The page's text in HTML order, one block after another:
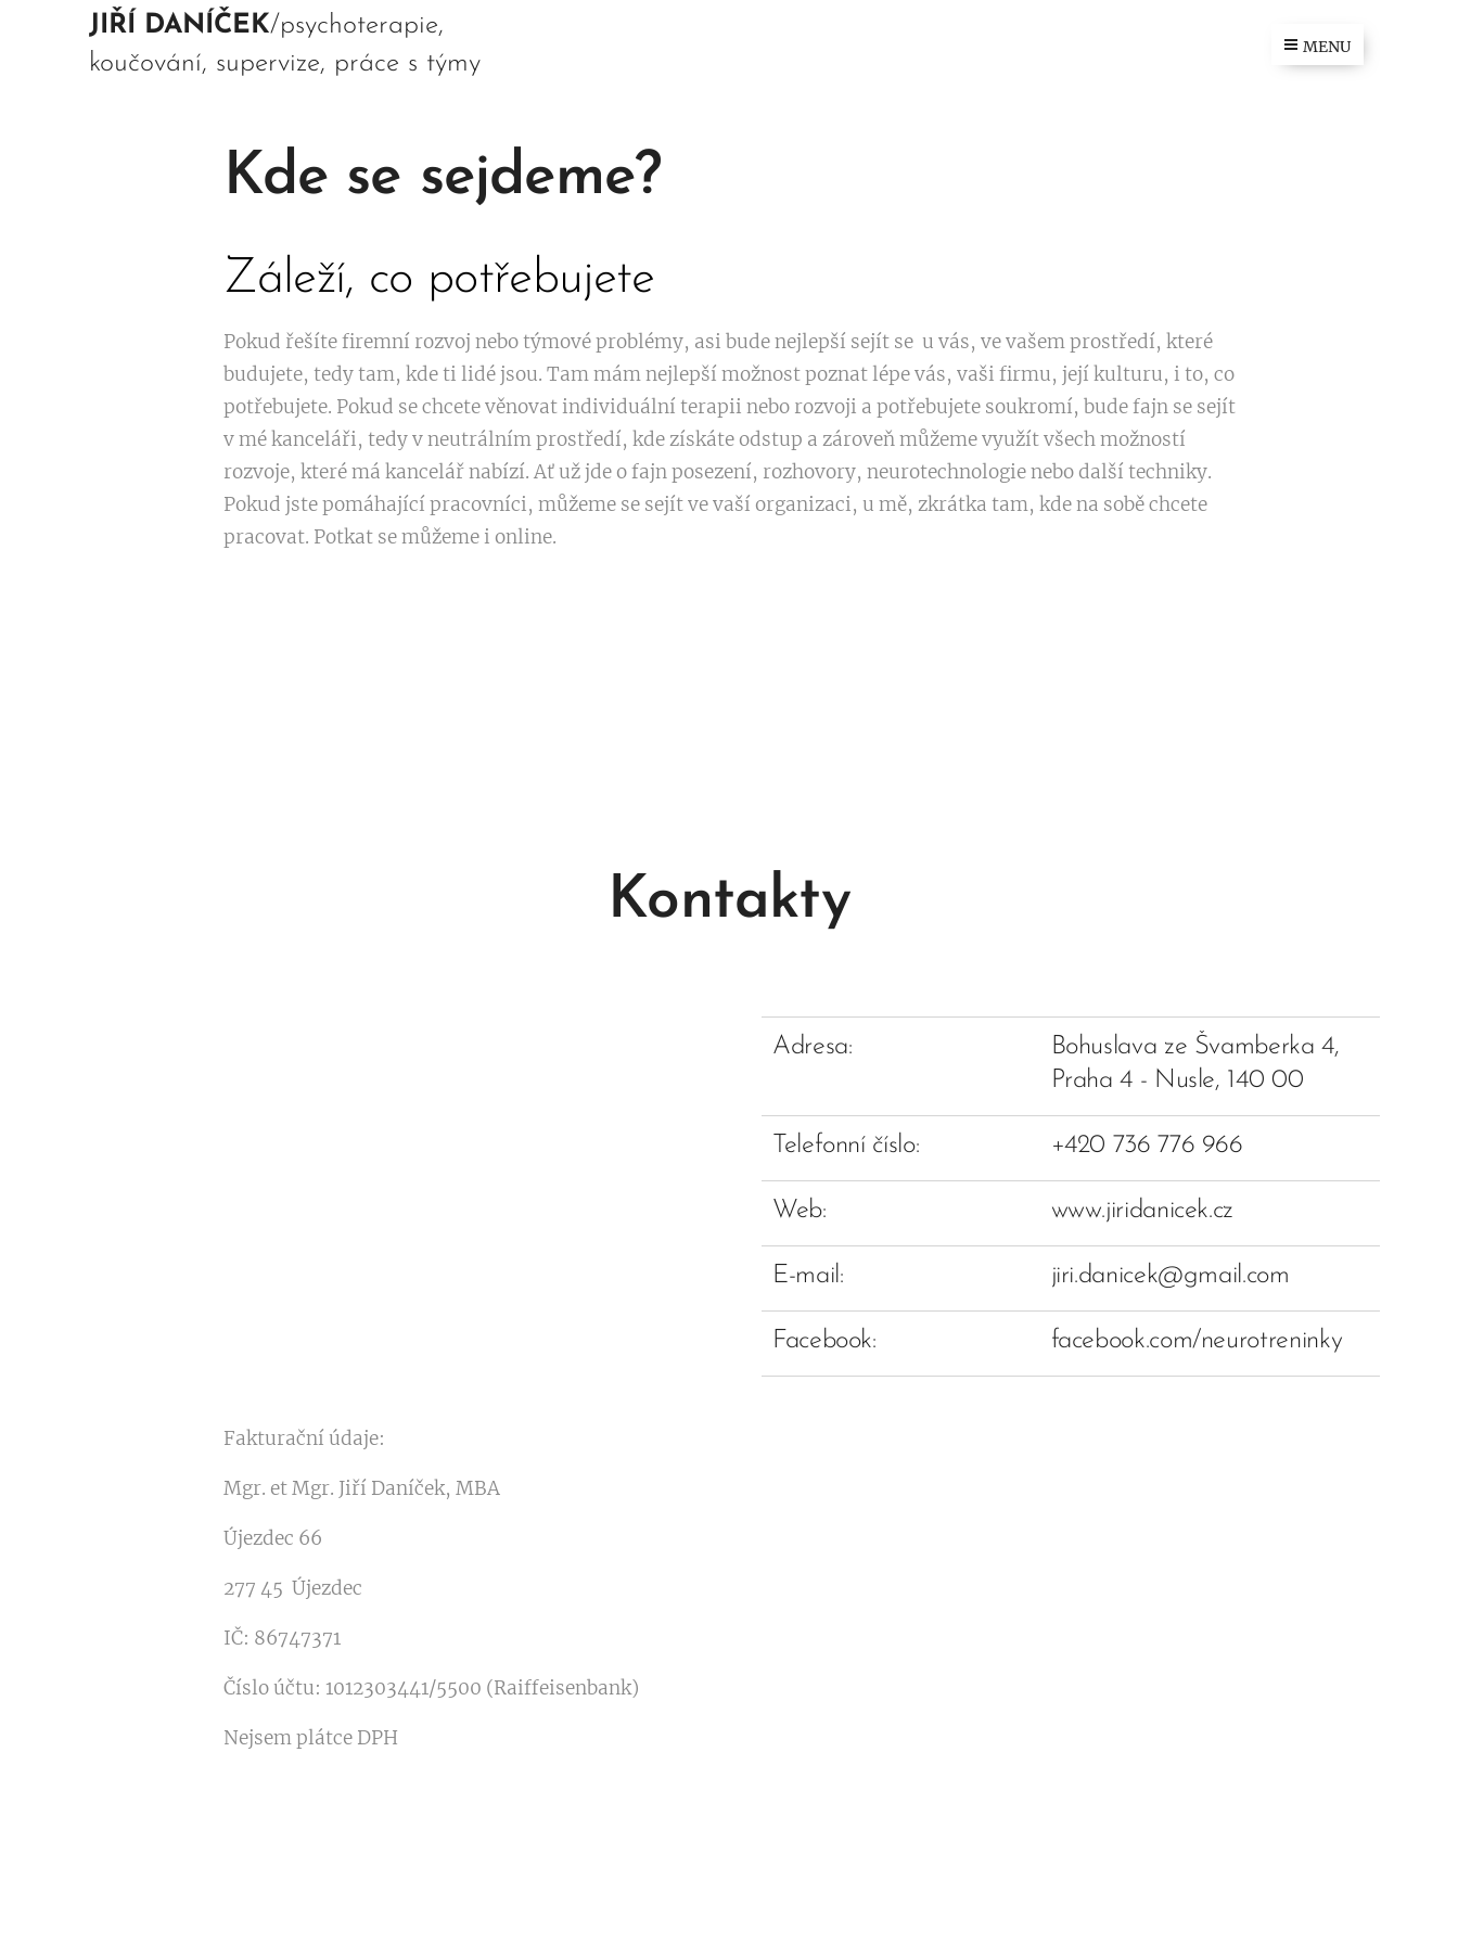
JIŘÍ DANÍČEK/psychoterapie,
koučování, supervize, práce s týmy
MENU
Kde se sejdeme?
Záleží, co potřebujete
Pokud řešíte firemní rozvoj nebo týmové problémy, asi bude nejlepší sejít se u vás, ve vašem prostředí, které
budujete, tedy tam, kde ti lidé jsou. Tam mám nejlepší možnost poznat lépe vás, vaši firmu, její kulturu, i to, co
potřebujete. Pokud se chcete věnovat individuální terapii nebo rozvoji a potřebujete soukromí, bude fajn se sejít
v mé kanceláři, tedy v neutrálním prostředí, kde získáte odstup a zároveň můžeme využít všech možností
rozvoje, které má kancelář nabízí. Ať už jde o fajn posezení, rozhovory, neurotechnologie nebo další techniky.
Pokud jste pomáhající pracovníci, můžeme se sejít ve vaší organizaci, u mě, zkrátka tam, kde na sobě chcete
pracovat. Potkat se můžeme i online.
Kontakty
Adresa:
Bohuslava ze Švamberka 4,
Praha 4 - Nusle, 140 00
Telefonní číslo: +420 736 776 966
Web: www.jiridanicek.cz
E-mail: jiri.danicek@gmail.com
Facebook: facebook.com/neurotreninky
Fakturační údaje:
Mgr. et Mgr. Jiří Daníček, MBA
Újezdec 66
277 45 Újezdec
IČ: 86747371
Číslo účtu: 1012303441/5500 (Raiffeisenbank)
Nejsem plátce DPH